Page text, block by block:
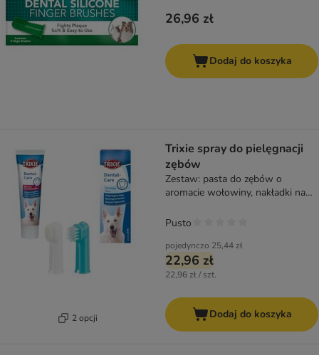
26,96 zł
Dodaj do koszyka
2 opcji
Trixie spray do pielęgnacji
zębów
Zestaw: pasta do zębów o
aromacie wołowiny, nakładki na
pojedynczo 25,44 zł
22,96 zł
22,96 zł / szt.
Pusto
Dodaj do koszyka